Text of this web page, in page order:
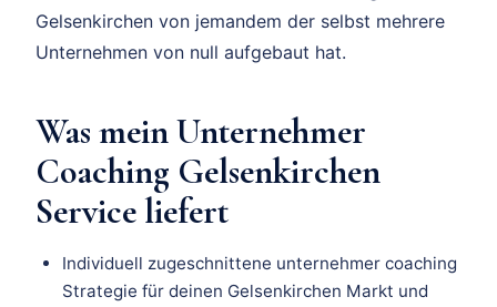
Gelsenkirchen von jemandem der selbst mehrere
Unternehmen von null aufgebaut hat.
Was mein Unternehmer
Coaching Gelsenkirchen
Service liefert
Individuell zugeschnittene unternehmer coaching
Strategie für deinen Gelsenkirchen Markt und